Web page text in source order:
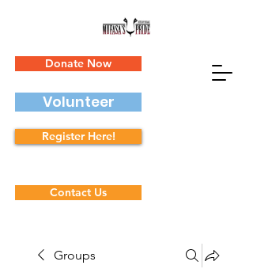
Donate Now
Volunteer
Register Here!
Contact Us
Groups